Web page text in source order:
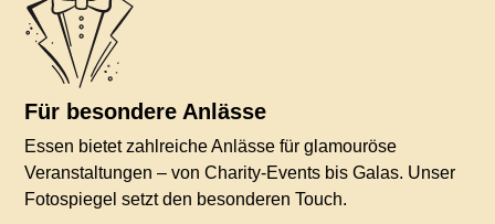
Für besondere Anlässe
Essen bietet zahlreiche Anlässe für glamouröse
Veranstaltungen – von Charity-Events bis Galas. Unser
Fotospiegel setzt den besonderen Touch.